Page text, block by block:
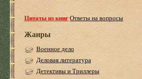
Цитаты из книгОтветы на вопросы
Жанры
Военное дело
Деловая литература
Детективы и Триллеры